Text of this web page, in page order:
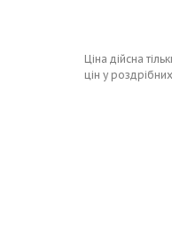
Ціна дійсна
цін у